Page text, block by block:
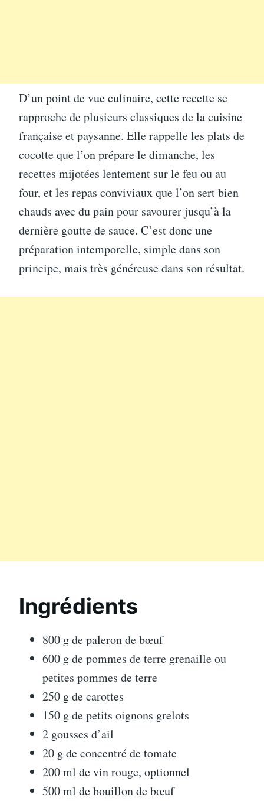
D’un point de vue culinaire, cette recette se
rapproche de plusieurs classiques de la cuisine
française et paysanne. Elle rappelle les plats de
cocotte que l’on prépare le dimanche, les
recettes mijotées lentement sur le feu ou au
four, et les repas conviviaux que l’on sert bien
chauds avec du pain pour savourer jusqu’à la
dernière goutte de sauce. C’est donc une
préparation intemporelle, simple dans son
principe, mais très généreuse dans son résultat.
Ingrédients
800 g de paleron de bœuf
600 g de pommes de terre grenaille ou
petites pommes de terre
250 g de carottes
150 g de petits oignons grelots
2 gousses d’ail
20 g de concentré de tomate
200 ml de vin rouge, optionnel
500 ml de bouillon de bœuf